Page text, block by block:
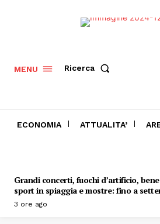
MENU Ricerca
ECONOMIA ATTUALITA’
Grandi concerti, fuochi d’artificio,
sport in spiaggia e mostre: fino a
3 ore ago